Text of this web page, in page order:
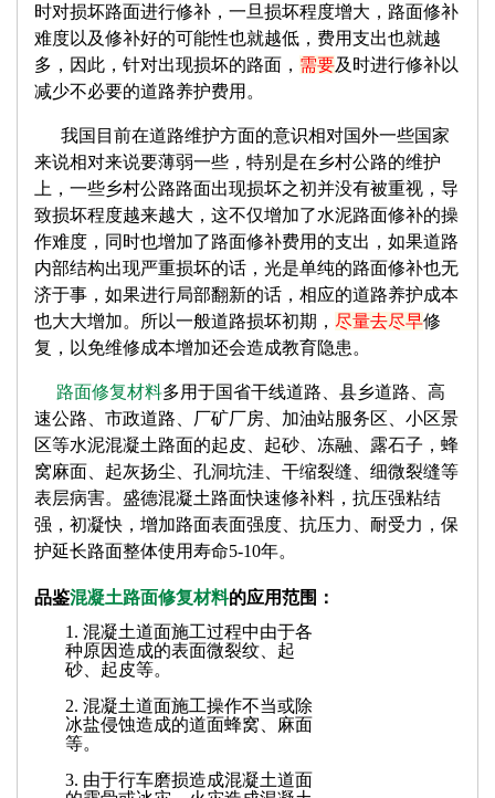
时对损坏路面进行修补，一旦损坏程度增大，路面修补
难度以及修补好的可能性也就越低，费用支出也就越
多，因此，针对出现损坏的路面， 需要及时进行修补以
减少不必要的道路养护费用。
我国目前在道路维护方面的意识相对国外一些国家
来说相对来说要薄弱一些，特别是在乡村公路的维护
上，一些乡村公路路面出现损坏之初并没有被重视，导
致损坏程度越来越大，这不仅增加了水泥路面修补的操
作难度，同时也增加了路面修补费用的支出，如果道路
内部结构出现严重损坏的话，光是单纯的路面修补也无
济于事，如果进行局部翻新的话，相应的道路养护成本
也大大增加。所以一般道路损坏初期， 尽量去尽早修
复，以免维修成本增加还会造成教育隐患。
路面修复材料多用于国省干线道路、县乡道路、高
速公路、市政道路、厂矿厂房、加油站服务区、小区景
区等水泥混凝土路面的起皮、起砂、冻融、露石子，蜂
窝麻面、起灰扬尘、孔洞坑洼、干缩裂缝、细微裂缝等
表层病害。盛德混凝土路面快速修补料，抗压强粘结
强，初凝快，增加路面表面强度、抗压力、耐受力，保
护延长路面整体使用寿命5-10年。
品鉴混凝土路面修复材料的应用范围：
1. 混凝土道面施工过程中由于各
种原因造成的表面微裂纹、起
砂、起皮等。
2. 混凝土道面施工操作不当或除
冰盐侵蚀造成的道面蜂窝、麻面
等。
3. 由于行车磨损造成混凝土道面